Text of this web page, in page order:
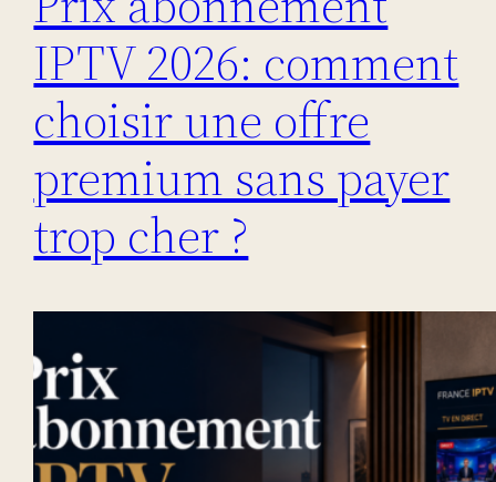
IPTV 2026: comment
choisir une offre
premium sans payer
trop cher ?